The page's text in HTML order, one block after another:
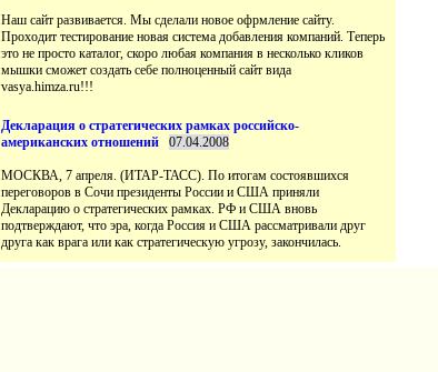
Наш сайт развивается. Мы сделали новое офрмление сайту.
Проходит тестирование новая система добавления компаний. Теперь
это не просто каталог, скоро любая компания в несколько кликов
мышки сможет создать себе полноценный сайт вида
vasya.himza.ru!!!
МОСКВА, 7 апреля. (ИТАР-ТАСС). По итогам состоявшихся
переговоров в Сочи президенты России и США приняли
Декларацию о стратегических рамках. РФ и США вновь
подтверждают, что эра, когда Россия и США рассматривали друг